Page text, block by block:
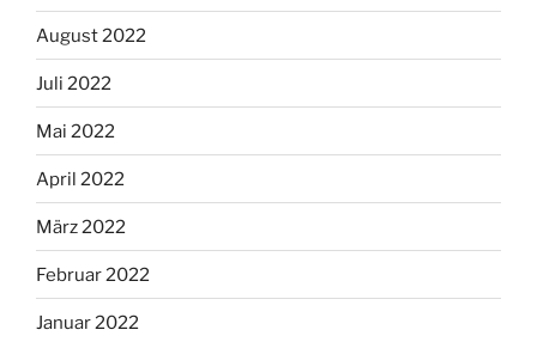
August 2022
Juli 2022
Mai 2022
April 2022
März 2022
Februar 2022
Januar 2022